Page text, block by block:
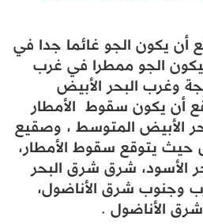
أن يكون الجو غائما جدا في
الجو ممطرا في غرب
وغرب البحر الأبيض
أن يكون سقوط الأمطار
الأبيض المتوسط ​، وصقيع
حيث يتوقع سقوط الأمطار،
الأسود، شرق شرق البحر
وجنوب شرق الأناضول،
الأناضول .